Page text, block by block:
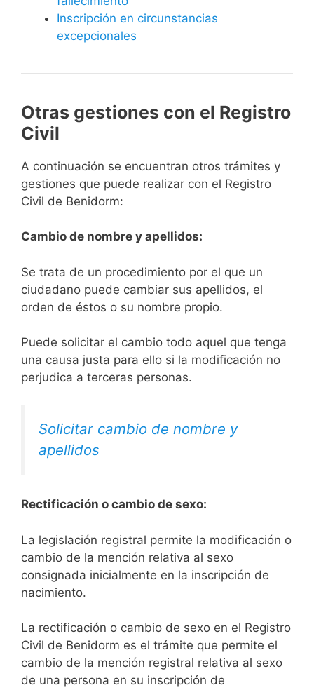
Inscripción en circunstancias
excepcionales
Otras gestiones con el Registro
Civil
A continuación se encuentran otros trámites y
gestiones que puede realizar con el Registro
Civil de Benidorm:
Cambio de nombre y apellidos:
Se trata de un procedimiento por el que un
ciudadano puede cambiar sus apellidos, el
orden de éstos o su nombre propio.
Puede solicitar el cambio todo aquel que tenga
una causa justa para ello si la modificación no
perjudica a terceras personas.
Solicitar cambio de nombre y
apellidos
Rectificación o cambio de sexo:
La legislación registral permite la modificación o
cambio de la mención relativa al sexo
consignada inicialmente en la inscripción de
nacimiento.
La rectificación o cambio de sexo en el Registro
Civil de Benidorm es el trámite que permite el
cambio de la mención registral relativa al sexo
de una persona en su inscripción de